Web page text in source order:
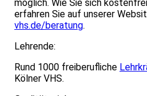
möglich. Wie Sie sich
erfahren Sie auf unserer
vhs.de/beratung.
Lehrende:
Rund 1000 freiberufliche
Kölner VHS.